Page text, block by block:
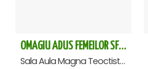
OMAGIU ADUS FEMEILOR SFINTE - Ana Nuță
Sala Aula Magna Teoctist Patriarhul, Palatul Patriarhiei, Bucuresti